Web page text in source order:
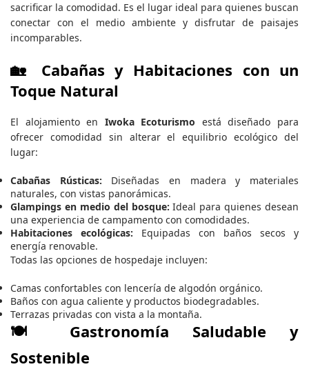
sacrificar la comodidad. Es el lugar ideal para quienes buscan
conectar con el medio ambiente y disfrutar de paisajes
incomparables.
🏡 Cabañas y Habitaciones con un
Toque Natural
El alojamiento en Iwoka Ecoturismo está diseñado para
ofrecer comodidad sin alterar el equilibrio ecológico del
lugar:
Cabañas Rústicas: Diseñadas en madera y materiales
naturales, con vistas panorámicas.
Glampings en medio del bosque: Ideal para quienes desean
una experiencia de campamento con comodidades.
Habitaciones ecológicas: Equipadas con baños secos y
energía renovable.
Todas las opciones de hospedaje incluyen:
Camas confortables con lencería de algodón orgánico.
Baños con agua caliente y productos biodegradables.
Terrazas privadas con vista a la montaña.
🍽️ Gastronomía Saludable y
Sostenible